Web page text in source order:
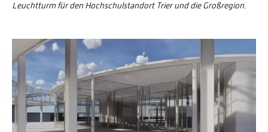
Leuchtturm für den Hochschulstandort Trier und die Großregion.